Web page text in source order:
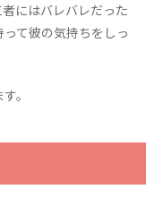
にはバレバレだった
て彼の気持ちをしっ
。